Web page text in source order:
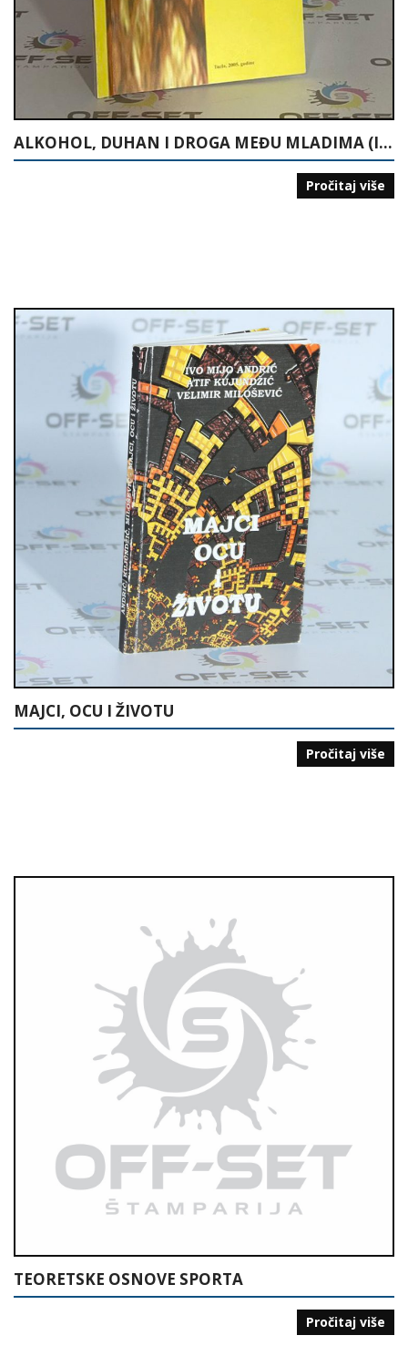
ALKOHOL, DUHAN I DROGA MEĐU MLADIMA (ISTRAŽIVANJE U ŠKOLAMA U TUZLANSKOM KANTONU)
Pročitaj više
MAJCI, OCU I ŽIVOTU
Pročitaj više
TEORETSKE OSNOVE SPORTA
Pročitaj više